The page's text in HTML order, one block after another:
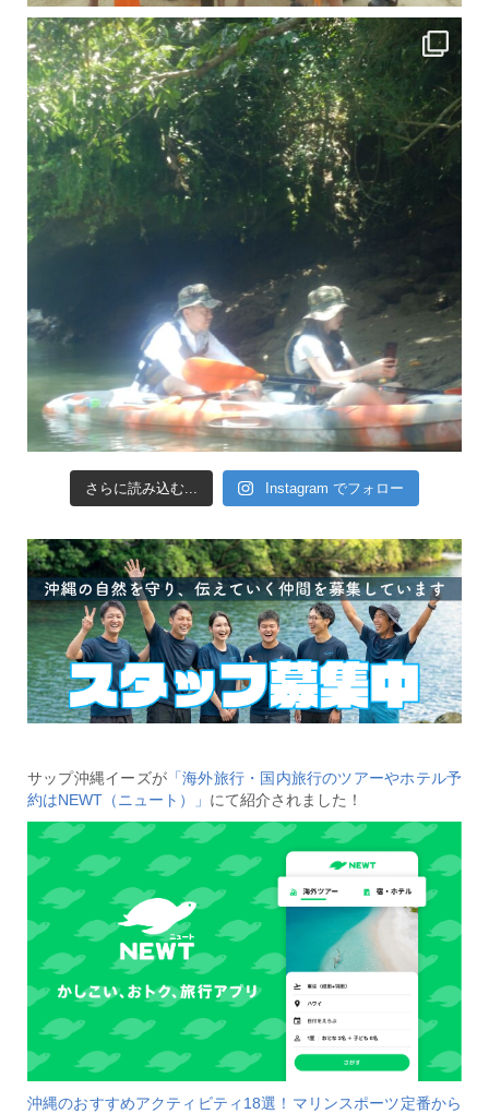
引き潮だったの
さらに読み込む... Instagram でフォロー
サップ沖縄イーズが 「海外旅行・国内旅行のツアーやホテル予
約はNEWT（ニュート）」 にて紹介されました！
沖縄のおすすめアクティビティ18選！マリンスポーツ定番から